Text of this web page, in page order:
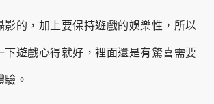
影的，加上要保持遊戲的娛樂性，所以
下遊戲心得就好，裡面還是有驚喜需要
。